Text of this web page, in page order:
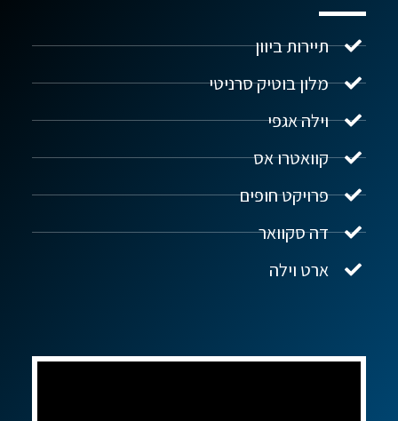
תיירות ביוון
מלון בוטיק סרניטי
וילה אגפי
קוואטרו אס
פרויקט חופים
דה סקוואר
ארט וילה
נדל"ן ביוון G.R.E
שלום! איך אפשר לעזור?